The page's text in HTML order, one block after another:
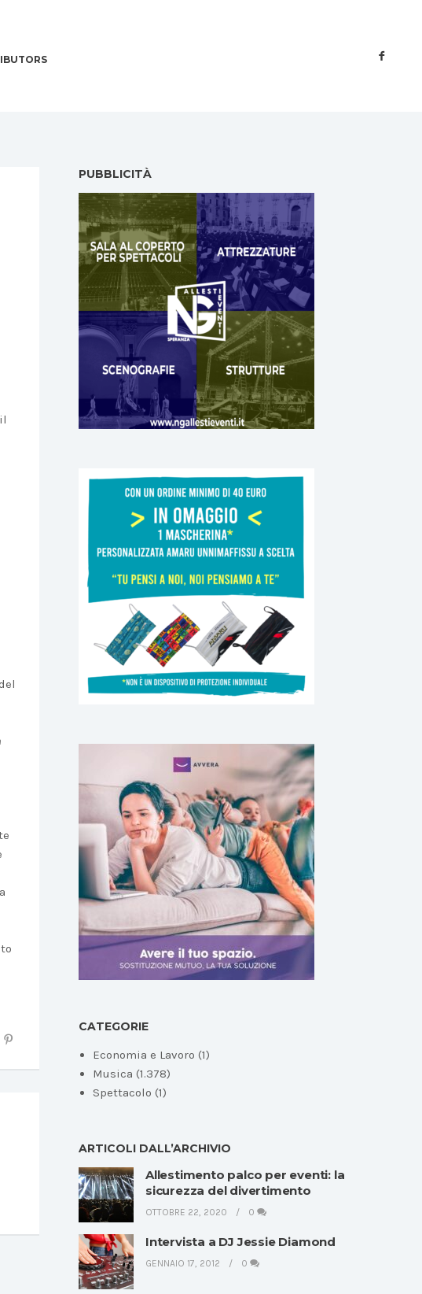
PUBBLICITÀ
CATEGORIE
Economia e Lavoro (1)
Musica (1.378)
Spettacolo (1)
ARTICOLI DALL’ARCHIVIO
Allestimento palco per eventi: la
sicurezza del divertimento
OTTOBRE 22, 2020 0
Intervista a DJ Jessie Diamond
GENNAIO 17, 2012 0